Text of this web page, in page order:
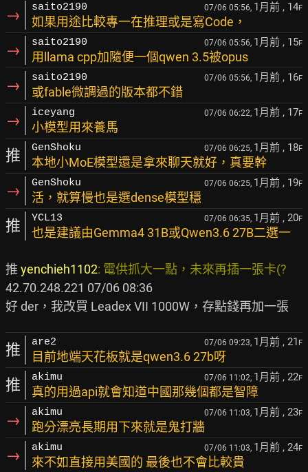
→ saito2190 07/06 05:56, 1月前 , 14F
如果用途比較專一在推理或是寫Code，
→ saito2190 07/06 05:56, 1月前 , 15F
用llama cpp加隨便一個qwen 3.5被opus
→ saito2190 07/06 05:56, 1月前 , 16F
或fable微調過的版本都不錯
→ iceyang 07/06 06:22, 1月前 , 17F
小模型用來養馬
推 GenShoku 07/06 06:25, 1月前 , 18F
本地小MoE模型還是拿來聊天就好，真要幹
→ GenShoku 07/06 06:25, 1月前 , 19F
活，就算慢也是選dense模型穩
推 YCL13 07/06 06:35, 1月前 , 20F
也是建議由Gemma4 31B或Qwen3.6 27B二選一
推 yenchieh1102
42.70.248.221 07/06 08:36
推 are2 07/06 09:23, 1月前 , 21 F
目前地端天花板就是qwen3.6 27b呀
推 akimu 07/06 11:02, 1月前 , 22F
真的用過api就會知道中國那幾個都是智障
→ akimu 07/06 11:03, 1月前 , 23F
跑分漂亮長期用下來就是鬼打牆
→ akimu 07/06 11:03, 1月前 , 24F
來不如直接用美國的 最後也不會比較貴